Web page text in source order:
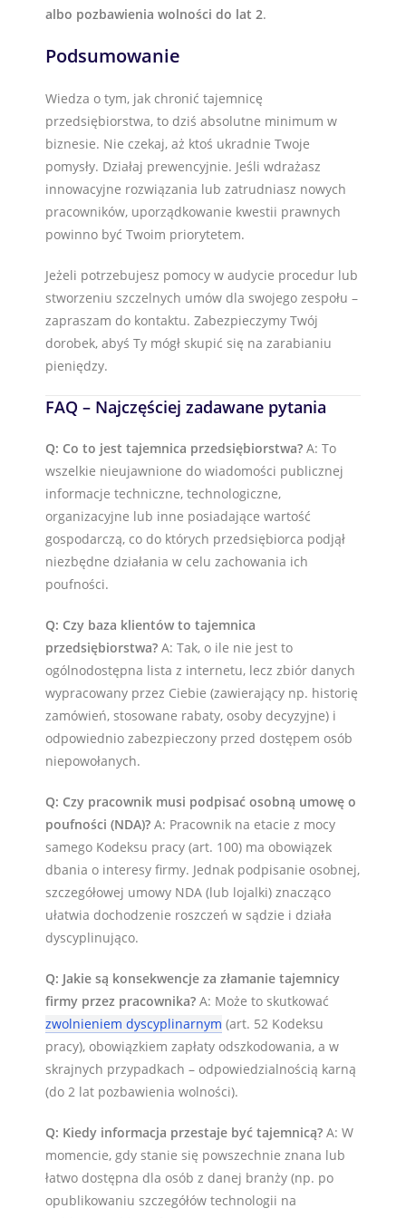
albo pozbawienia wolności do lat 2.
Podsumowanie
Wiedza o tym, jak chronić tajemnicę
przedsiębiorstwa, to dziś absolutne minimum w
biznesie. Nie czekaj, aż ktoś ukradnie Twoje
pomysły. Działaj prewencyjnie. Jeśli wdrażasz
innowacyjne rozwiązania lub zatrudniasz nowych
pracowników, uporządkowanie kwestii prawnych
powinno być Twoim priorytetem.
Jeżeli potrzebujesz pomocy w audycie procedur lub
stworzeniu szczelnych umów dla swojego zespołu –
zapraszam do kontaktu. Zabezpieczymy Twój
dorobek, abyś Ty mógł skupić się na zarabianiu
pieniędzy.
FAQ – Najczęściej zadawane pytania
Q: Co to jest tajemnica przedsiębiorstwa? A: To
wszelkie nieujawnione do wiadomości publicznej
informacje techniczne, technologiczne,
organizacyjne lub inne posiadające wartość
gospodarczą, co do których przedsiębiorca podjął
niezbędne działania w celu zachowania ich
poufności.
Q: Czy baza klientów to tajemnica
przedsiębiorstwa? A: Tak, o ile nie jest to
ogólnodostępna lista z internetu, lecz zbiór danych
wypracowany przez Ciebie (zawierający np. historię
zamówień, stosowane rabaty, osoby decyzyjne) i
odpowiednio zabezpieczony przed dostępem osób
niepowołanych.
Q: Czy pracownik musi podpisać osobną umowę o
poufności (NDA)? A: Pracownik na etacie z mocy
samego Kodeksu pracy (art. 100) ma obowiązek
dbania o interesy firmy. Jednak podpisanie osobnej,
szczegółowej umowy NDA (lub lojalki) znacząco
ułatwia dochodzenie roszczeń w sądzie i działa
dyscyplinująco.
Q: Jakie są konsekwencje za złamanie tajemnicy
firmy przez pracownika? A: Może to skutkować
zwolnieniem dyscyplinarnym (art. 52 Kodeksu
pracy), obowiązkiem zapłaty odszkodowania, a w
skrajnych przypadkach – odpowiedzialnością karną
(do 2 lat pozbawienia wolności).
Q: Kiedy informacja przestaje być tajemnicą? A: W
momencie, gdy stanie się powszechnie znana lub
łatwo dostępna dla osób z danej branży (np. po
opublikowaniu szczegółów technologii na